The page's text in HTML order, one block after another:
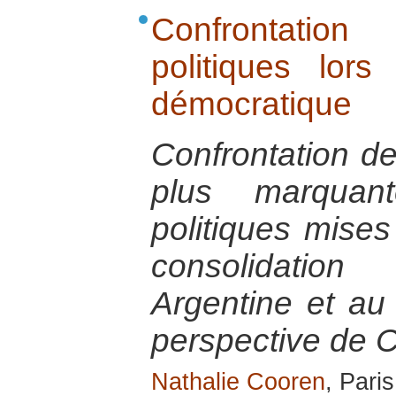
politiques
démocratique
Confrontation
plus
politiques
Argentine et
perspective de
Nathalie Cooren,